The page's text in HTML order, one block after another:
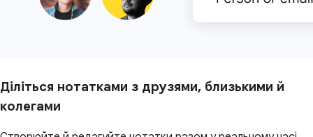
Діліться нотатками з друзями, близькими й
колегами